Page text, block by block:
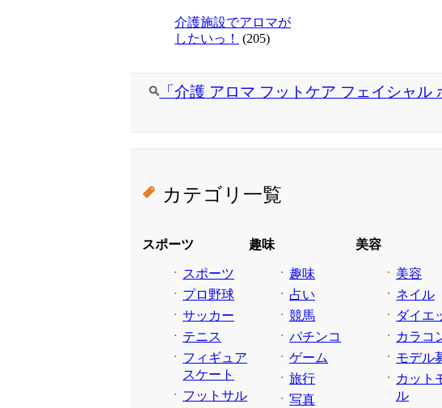
介護施設でアロマが
したいっ！
(205)
「介護 アロマ フットケア フェイシャ
カテゴリ一覧
スポーツ
スポーツ
プロ野球
サッカー
テニス
フィギュア
スケート
フットサル
趣味
趣味
占い
競馬
パチンコ
ゲーム
旅行
写真
美容
美容
ネイル
ダイエ
カラコ
モデル
カット
ル